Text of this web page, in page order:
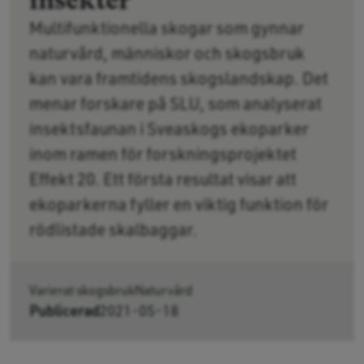
Multifunktionella skogar som gynnar
naturvård, människor och skogsbruk
kan vara framtidens skogslandskap. Det
menar forskare på SLU, som analyserat
insektsfaunan i Sveaskogs ekoparker
inom ramen för forskningsprojektet
Effekt 20. Ett första resultat visar att
ekoparkerna fyller en viktig funktion för
rödlistade skalbaggar.
Varierat skogsbrukNaturvård
Publicerad2021-05-18